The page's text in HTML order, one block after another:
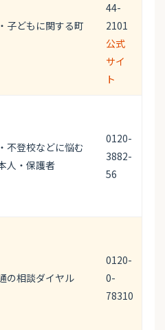
子どもに関する町
44-
2101
公式
サイ
ト
不登校などに悩む
人・保護者
0120-
3882-
56
の相談ダイヤル
0120-
0-
78310